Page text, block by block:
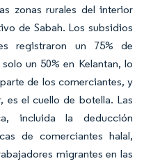
zonas rurales del interior
de Sabah. Los subsidios
registraron un 75% de
un 50% en Kelantan, lo
de los comerciantes, y
es el cuello de botella. Las
incluida la deducción
de comerciantes halal,
migrantes en las